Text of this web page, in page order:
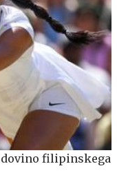
filipinskega